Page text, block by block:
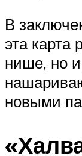
В
эта карта
нише, но и
новыми